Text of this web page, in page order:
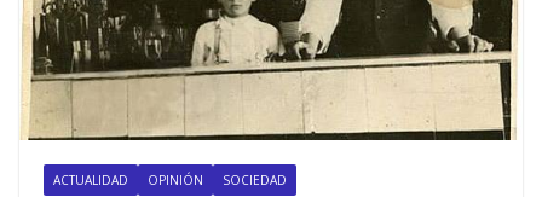
ACTUALIDAD OPINIÓN SOCIEDAD